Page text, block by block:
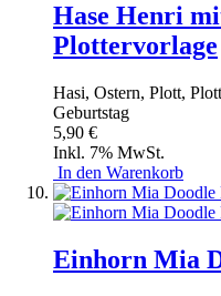
Hase Henri
Plottervorlage
Hasi, Ostern, Plott,
Geburtstag
5,90 €
Inkl. 7% MwSt.
In den Warenkorb
Einhorn Mia